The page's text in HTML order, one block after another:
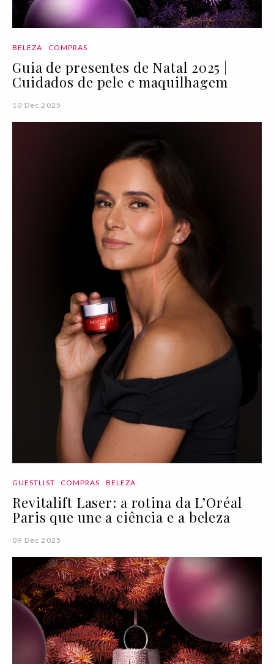
BELEZA COMPRAS
Guia de presentes de Natal 2025 |
Cuidados de pele e maquilhagem
10 Dec 2025
GUESTLIST COMPRAS BELEZA
Revitalift Laser: a rotina da L’Oréal
Paris que une a ciência e a beleza
09 Dec 2025